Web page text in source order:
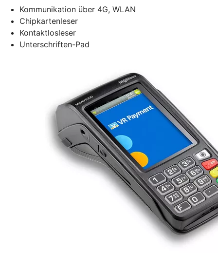
Kommunikation über 4G, WLAN
Chipkartenleser
Kontaktlosleser
Unterschriften-Pad